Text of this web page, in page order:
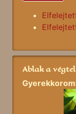
Ablak a